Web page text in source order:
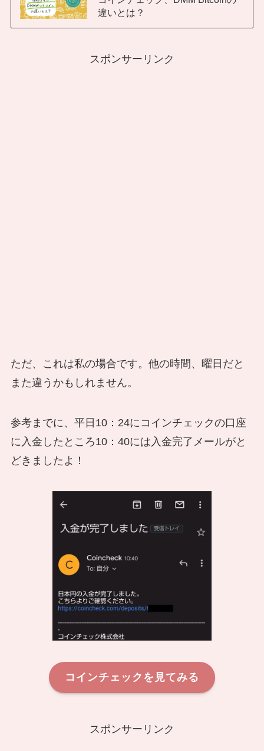
違いとは？
スポンサーリンク
ただ、これは私の場合です。他の時間、曜日だと
また違うかもしれません。
参考までに、平日10：24にコインチェックの口座
に入金したところ10：40には入金完了メールがと
どきましたよ！
コインチェックを見てみる
スポンサーリンク